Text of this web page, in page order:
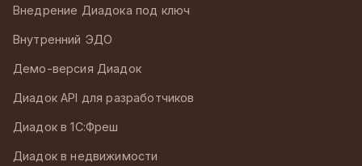
Внедрение Диадока под ключ
Внутренний ЭДО
Демо-версия Диадок
Диадок API для разработчиков
Диадок в 1С:Фреш
Диадок в недвижимости